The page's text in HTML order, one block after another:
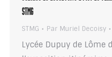
STMG
STMG Par Muriel Decoisy
Lycée Dupuy de Lôme